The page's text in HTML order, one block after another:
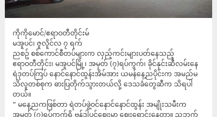
ကိုကိုမောင်/ဧရာဝတီတိုင်းမ်
မအူပင်၊ ဇူလိူင်လ ၇ ရက်
ညစဥ် စစ်ကောင်စီတပ်များက လှည့်ကင်းများပတ်နေသည့်
ဧရာဝတီတိုင်း၊ မအူပင်မြို့၊ အမှတ် (၇)ရပ်ကွက်၊ ခိုင်နှင်းဆီလမ်းနေ
ရဲဒုတပ်ကြပ် နောင်နောင်ထွန်းအိမ်အား ယမန်နေ့ညပိုင်းက အမည်မ
သိလူတစ်စုက ဓားပြတိုက်သွားတယ်လို့ ဒေသခံတွေဆီက သိရပါ
တယ်။
” မနေ့ညကဖြစ်တာ ရဲတပ်ဖွဲ့ဝင်နောင်နောင်ထွန်း အမျိုးသမီးက
အမှတ် (၇)ရပ်ကွက်ရှိ ဗန်ဒါပင်ဈေးမှာ ဈေးရောင်းနေတာ။ ညဘက်